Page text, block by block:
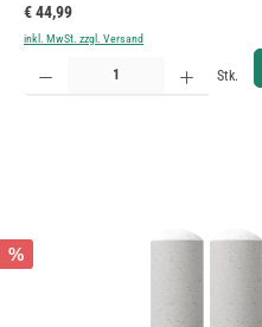
Regulärer Preis:
€ 44,99
inkl. MwSt. zzgl. Versand
Produkt Anzahl: Gib den gewünschten Wert
Stk.
%